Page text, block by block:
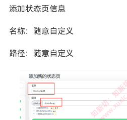
添加状态页信息
名称：随意自定义
路径：随意自定义